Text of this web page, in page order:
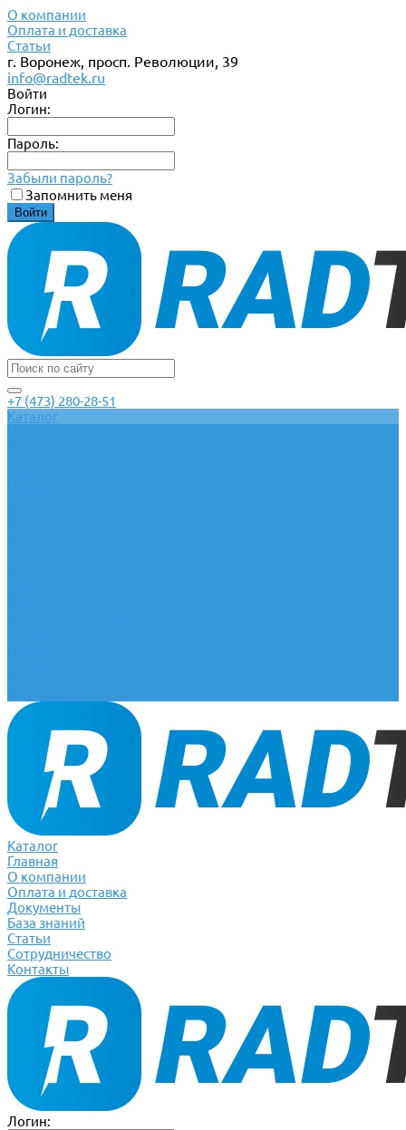
О компании
Оплата и доставка
Статьи
г. Воронеж, просп. Революции, 39
info@radtek.ru
Войти
Логин:
Пароль:
Забыли пароль?
Запомнить меня
+7 (473) 280-28-51
Каталог
Каталог
Главная
О компании
Оплата и доставка
Документы
База знаний
Статьи
Сотрудничество
Контакты
Логин: